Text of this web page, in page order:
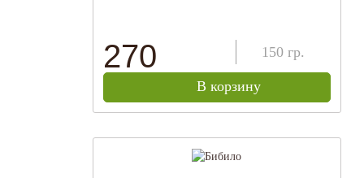
270 150 гр.
В корзину